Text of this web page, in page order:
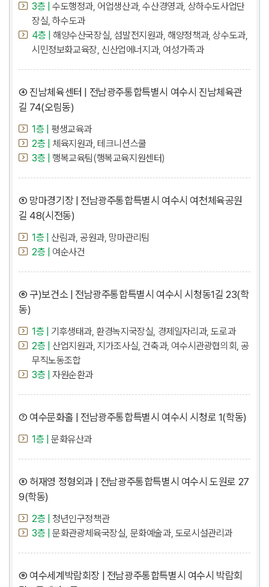
3층 |
수도행정과, 어업생산과, 수산경영과, 상하수도사업단
장실, 하수도과
4층 |
해양수산국장실, 섬발전지원과, 해양정책과, 상수도과,
시민정보화교육장, 신산업에너지과, 여성가족과
④ 진남체육센터 | 전남광주통합특별시 여수시 진남체육관
길 74(오림동)
1층 |
평생교육과
2층 |
체육지원과, 테크니션스쿨
3층 |
행복교육팀(행복교육지원센터)
⑤ 망마경기장 | 전남광주통합특별시 여수시 여천체육공원
길 48(시전동)
1층 |
산림과, 공원과, 망마관리팀
2층 |
여순사건
⑥ 구)보건소 | 전남광주통합특별시 여수시 시청동1길 23(학
동)
1층 |
기후생태과, 환경녹지국장실, 경제일자리과, 도로과
2층 |
산업지원과, 지가조사실, 건축과, 여수시관광협의회, 공
무직노동조합
3층 |
자원순환과
⑦ 여수문화홀 | 전남광주통합특별시 여수시 시청로 1(학동)
1층 | 문화유산과
⑧ 허재영 정형외과 | 전남광주통합특별시 여수시 도원로 27
9(학동)
2층 |
청년인구정책관
3층 |
문화관광체육국장실, 문화예술과, 도로시설관리과
⑨ 여수세계박람회장 | 전남광주통합특별시 여수시 박람회